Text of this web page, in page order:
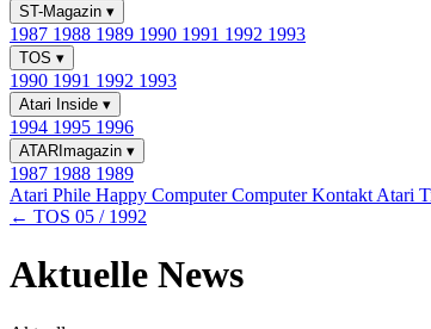
ST-Magazin ▾
1987 1988 1989 1990 1991 1992 1993
TOS ▾
1990 1991 1992 1993
Atari Inside ▾
1994 1995 1996
ATARImagazin ▾
1987 1988 1989
Atari Phile Happy ComputerComputer Kontakt Atari
← TOS 05 / 1992
Aktuelle News